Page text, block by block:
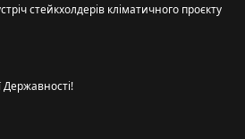
стейкхолдерів кліматичного проєкту
Державності!